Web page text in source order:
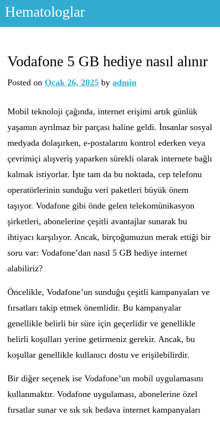
Skip
Hematologlar
Vodafone 5 GB hediye nasıl alınır
Posted on Ocak 26, 2025 by admin
Mobil teknoloji çağında, internet erişimi artık günlük
yaşamın ayrılmaz bir parçası haline geldi. İnsanlar sosyal
medyada dolaşırken, e-postalarını kontrol ederken veya
çevrimiçi alışveriş yaparken sürekli olarak internete bağlı
kalmak istiyorlar. İşte tam da bu noktada, cep telefonu
operatörlerinin sunduğu veri paketleri büyük önem
taşıyor. Vodafone gibi önde gelen telekomünikasyon
şirketleri, abonelerine çeşitli avantajlar sunarak bu
ihtiyacı karşılıyor. Ancak, birçoğumuzun merak ettiği bir
soru var: Vodafone’dan nasıl 5 GB hediye internet
alabiliriz?
Öncelikle, Vodafone’un sunduğu çeşitli kampanyaları ve
fırsatları takip etmek önemlidir. Bu kampanyalar
genellikle belirli bir süre için geçerlidir ve genellikle
belirli koşulları yerine getirmeniz gerekir. Ancak, bu
koşullar genellikle kullanıcı dostu ve erişilebilirdir.
Bir diğer seçenek ise Vodafone’un mobil uygulamasını
kullanmaktır. Vodafone uygulaması, abonelerine özel
fırsatlar sunar ve sık sık bedava internet kampanyaları